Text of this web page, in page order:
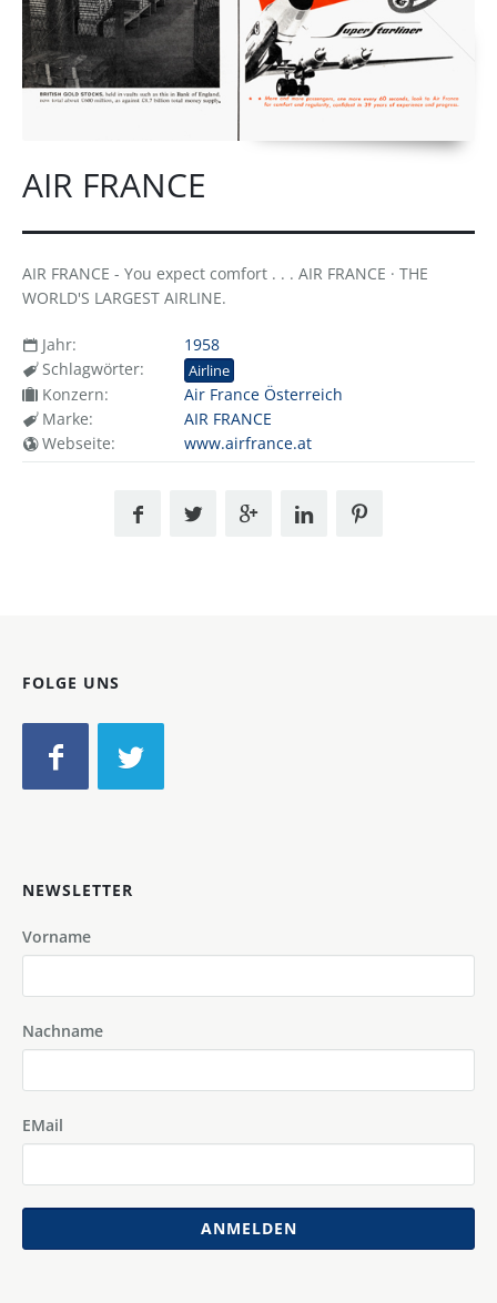
AIR FRANCE
AIR FRANCE - You expect comfort . . . AIR FRANCE · THE
WORLD'S LARGEST AIRLINE.
Jahr:
1958
Schlagwörter:
Airline
Konzern:
Air France Österreich
Marke:
AIR FRANCE
Webseite:
www.airfrance.at
FOLGE UNS
NEWSLETTER
Vorname
Nachname
EMail
ANMELDEN